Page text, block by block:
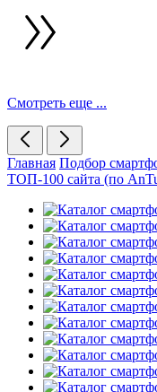
Смотреть еще ...
Главная Подбор
ТОП-100 сайта (по